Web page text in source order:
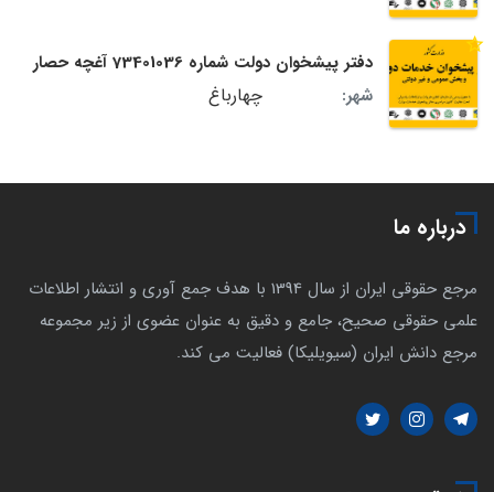
دفتر پیشخوان دولت شماره 73401036 آغچه حصار
شهر:
چهارباغ
درباره ما
مرجع حقوقی ایران از سال 1394 با هدف جمع آوری و انتشار اطلاعات
علمی حقوقی صحیح، جامع و دقیق به عنوان عضوی از زیر مجموعه
مرجع دانش ایران (سیویلیکا) فعالیت می کند.